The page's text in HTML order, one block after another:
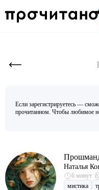
Если зарегистрируетесь —
прочитанном. Чтобы любимое
Наталья
6 минут
мистика